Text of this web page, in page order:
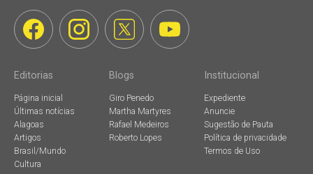
Editorias
Página inicial
Últimas notícias
Alagoas
Artigos
Brasil/Mundo
Cultura
Blogs
Giro Penedo
Martha Martyres
Rafael Medeiros
Roberto Lopes
Institucional
Expediente
Anuncie
Sugestão de Pauta
Política de privacidade
Termos de Uso